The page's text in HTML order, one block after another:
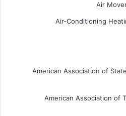
Air
Air-Conditioning
American Association of
American Association of